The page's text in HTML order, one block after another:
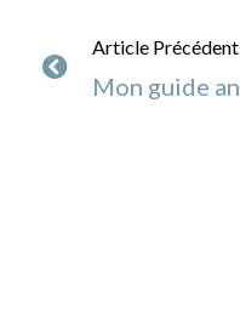
Article Précédent